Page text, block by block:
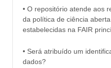
• O repositório atende aos
da política de ciência
estabelecidas na FAIR
• Será atribuído um
dados?